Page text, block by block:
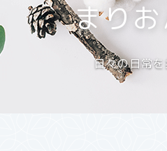
まり
日々の日常を